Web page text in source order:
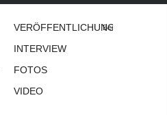
VERÖFFENTLICHUNGEN
INTERVIEW
FOTOS
VIDEO
Bei